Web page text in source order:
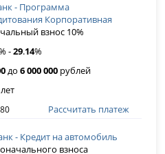
- Программа
Корпоративная
взнос 10%
-29.14%
до6 000 000 рублей
лет
Рассчитать платеж
- Кредит на автомобиль
взноса